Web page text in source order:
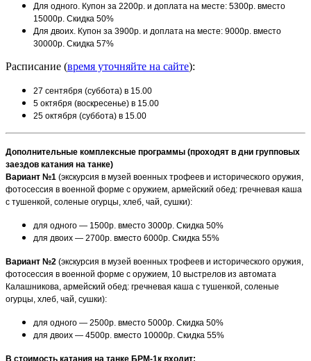
Для одного. Купон за 2200р. и доплата на месте: 5300р. вместо
15000р. Скидка 50%
Для двоих. Купон за 3900р. и доплата на месте: 9000р. вместо
30000р. Скидка 57%
Расписание (время уточняйте на сайте):
27 сентября (суббота) в 15.00
5 октября (воскресенье) в 15.00
25 октября (суббота) в 15.00
Дополнительные комплексные программы (проходят в дни групповых
заездов катания на танке)
Вариант №1 (экскурсия в музей военных трофеев и исторического оружия,
фотосессия в военной форме с оружием, армейский обед: гречневая каша
с тушенкой, соленые огурцы, хлеб, чай, сушки):
для одного — 1500р. вместо 3000р. Скидка 50%
для двоих — 2700р. вместо 6000р. Скидка 55%
Вариант №2 (экскурсия в музей военных трофеев и исторического оружия,
фотосессия в военной форме с оружием, 10 выстрелов из автомата
Калашникова, армейский обед: гречневая каша с тушенкой, соленые
огурцы, хлеб, чай, сушки):
для одного — 2500р. вместо 5000р. Скидка 50%
для двоих — 4500р. вместо 10000р. Скидка 55%
В стоимость катания на танке БРМ-1к входит: